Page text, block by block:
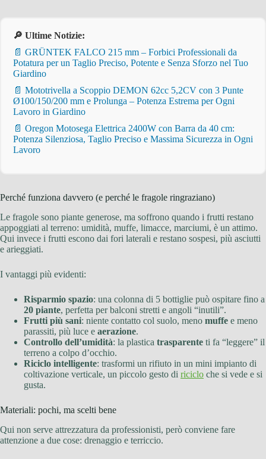
🔎 Ultime Notizie:
📄 GRÜNTEK FALCO 215 mm – Forbici Professionali da
Potatura per un Taglio Preciso, Potente e Senza Sforzo nel Tuo
Giardino
📄 Mototrivella a Scoppio DEMON 62cc 5,2CV con 3 Punte
Ø100/150/200 mm e Prolunga – Potenza Estrema per Ogni
Lavoro in Giardino
📄 Oregon Motosega Elettrica 2400W con Barra da 40 cm:
Potenza Silenziosa, Taglio Preciso e Massima Sicurezza in Ogni
Lavoro
Perché funziona davvero (e perché le fragole ringraziano)
Le fragole sono piante generose, ma soffrono quando i frutti restano
appoggiati al terreno: umidità, muffe, limacce, marciumi, è un attimo.
Qui invece i frutti escono dai fori laterali e restano sospesi, più asciutti
e arieggiati.
I vantaggi più evidenti:
Risparmio spazio: una colonna di 5 bottiglie può ospitare fino a
20 piante, perfetta per balconi stretti e angoli “inutili”.
Frutti più sani: niente contatto col suolo, meno muffe e meno
parassiti, più luce e aerazione.
Controllo dell’umidità: la plastica trasparente ti fa “leggere” il
terreno a colpo d’occhio.
Riciclo intelligente: trasformi un rifiuto in un mini impianto di
coltivazione verticale, un piccolo gesto di riciclo che si vede e si
gusta.
Materiali: pochi, ma scelti bene
Qui non serve attrezzatura da professionisti, però conviene fare
attenzione a due cose: drenaggio e terriccio.